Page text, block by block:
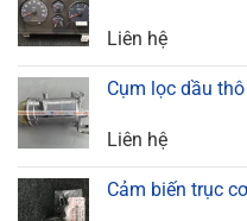
Liên hệ
Cụm lọc dầu
Liên hệ
Cảm biến trục